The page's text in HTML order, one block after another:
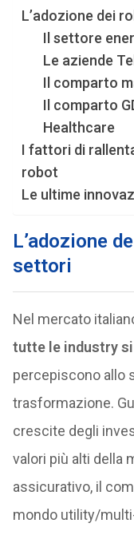
L’adozione dei
Il settore
Le aziende
Il comparto
Il comparto
Healthcare
I fattori di
robot
Le ultime
L’adozione
settori
Nel mercato
tutte le industry
percepiscono allo
trasformazione.
crescite degli
valori più alti della
assicurativo, il
mondo utility/